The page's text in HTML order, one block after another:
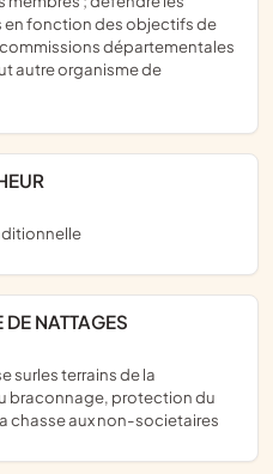
en fonction des objectifs de
départementales
autre organisme de
DE NATTAGES
braconnage, protection du
chasse aux non-societaires